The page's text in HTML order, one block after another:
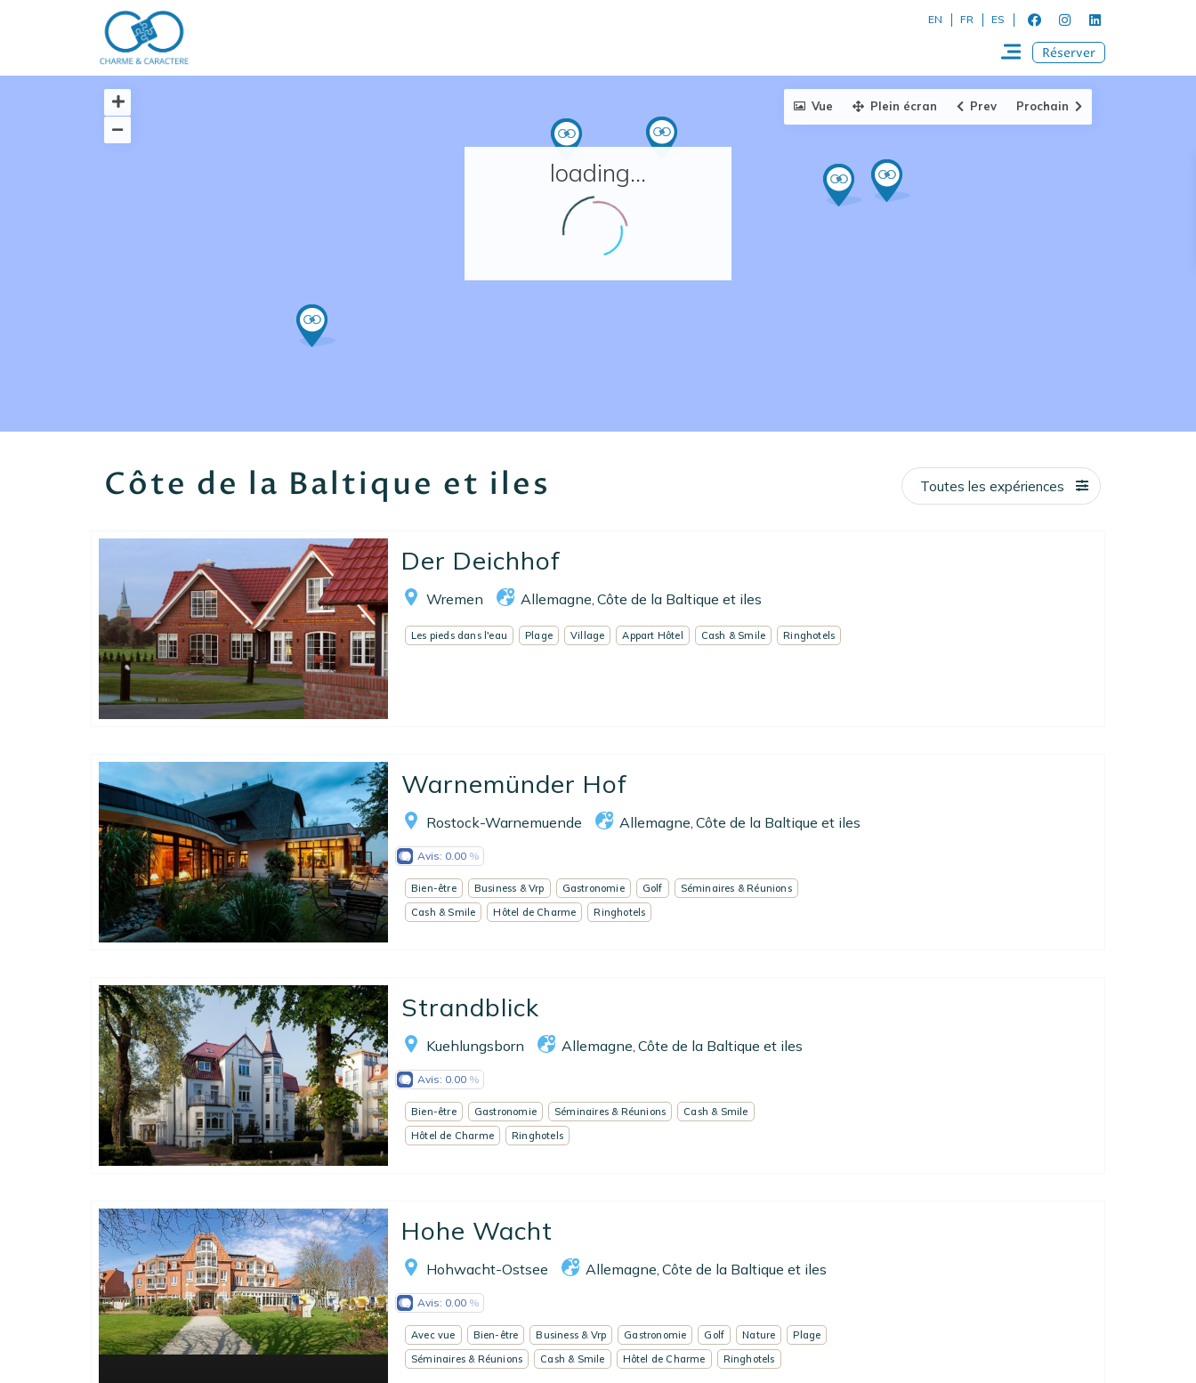
Nos collections
EN FR ES
EN FR ES
Réserver
loading...
Vue Plein écran Prev Prochain
Côte de la Baltique et iles Toutes les expériences
Der Deichhof
Wremen Allemagne Côte de la Baltique et iles
Les pieds dans l'eau Plage Village Appart Hôtel Cash & Smile Ringhotels
Warnemünder Hof
Rostock-Warnemuende Allemagne Côte de la Baltique et iles
Avis: 0.00
Bien-être Business & Vrp Gastronomie Golf
Séminaires & Réunions
Cash & Smile
Hôtel de Charme Ringhotels
Strandblick
Kuehlungsborn Allemagne, Côte de la Baltique et iles
Avis: 0.00
Bien-être Gastronomie Séminaires & Réunions
Cash & Smile
Hôtel de Charme
Ringhotels
Hohe Wacht
Hohwacht-Ostsee Allemagne, Côte de la Baltique et iles
Avis: 0.00
Avec vue Bien-être Business & Vrp Gastronomie Golf Nature
Plage
Séminaires & Réunions
Cash & Smile Hôtel de Charme Ringhotels